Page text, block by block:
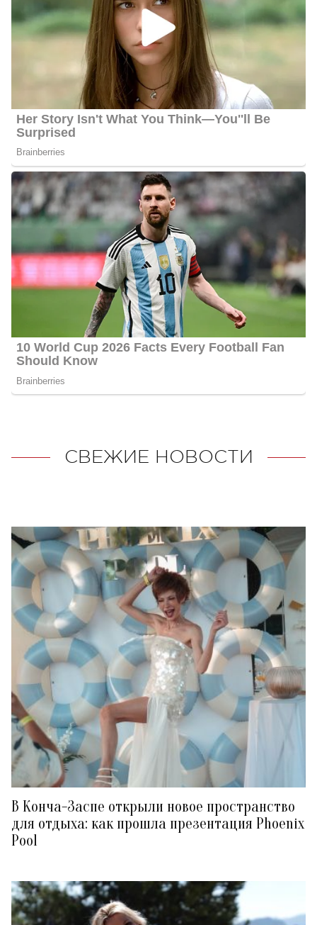
СВЕЖИЕ НОВОСТИ
В Конча-Заспе открыли новое пространство
для отдыха: как прошла презентация Phoenix
Pool